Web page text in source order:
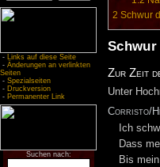
- Links auf diese Seite
- Änderungen an verlinkten
Seiten
- Spezialseiten
- Druckversion
- Permanenter Link
Suchen nach:
2 Schwur
Zur Zeit
Unter
Corristo/
Ich
Dass
Bis